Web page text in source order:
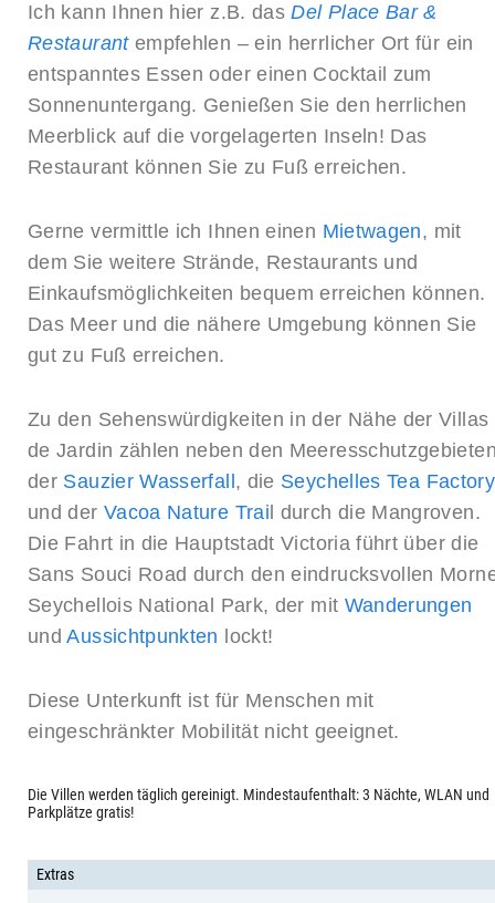
Ich kann Ihnen hier z.B. dasDel Place Bar &
Restaurantempfehlen – ein herrlicher Ort für ein
entspanntes Essen oder einen Cocktail zum
Sonnenuntergang. Genießen Sie den herrlichen
Meerblick auf die vorgelagerten Inseln! Das
Restaurant können Sie zu Fuß erreichen.
Gerne vermittle ich Ihnen einen Mietwagen, mit
dem Sie weitere Strände, Restaurants und
Einkaufsmöglichkeiten bequem erreichen können.
Das Meer und die nähere Umgebung können Sie
gut zu Fuß erreichen.
Zu den Sehenswürdigkeiten in der Nähe der Villas
de Jardin zählen neben den
der Sauzier Wasserfall , die Seychelles Tea Factory
und der Vacoa Nature Trai l durch die Mangroven.
Die Fahrt in die Hauptstadt Victoria führt über die
Sans Souci Road durch den eindrucksvollen
Seychellois National Park, der mit Wanderungen
undAussichtpunkten lockt!
Diese Unterkunft ist für Menschen mit
eingeschränkter Mobilität nicht geeignet.
Die Villen werden täglich gereinigt. Mindestaufenthalt: 3 Nächte, WLAN und
Parkplätze gratis!
Extras